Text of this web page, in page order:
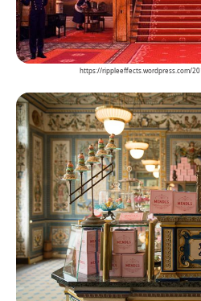
https://rippleeffects.wordpress.com/